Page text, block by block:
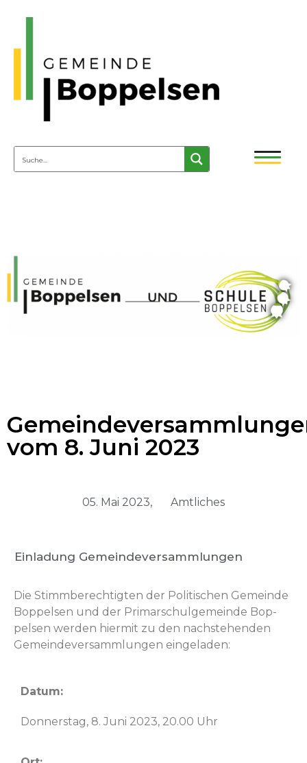
vom 8. Juni 2023
05. Mai 2023, Amtliches
Einladung Gemeindeversammlungen
Die Stimm­berechtigten der Poli­tis­chen Gemeinde
Bop­pelsen und der Pri­marschul­ge­meinde Bop­
pelsen wer­den hier­mit zu den nach­ste­hen­den
Gemein­de­v­er­samm­lun­gen eingeladen:
Datum:
Don­ner­stag, 8. Juni 2023, 20.00 Uhr